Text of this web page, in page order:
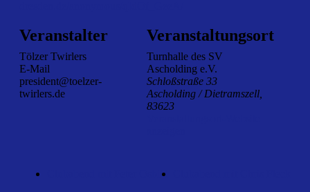
Veranstaltungsort
Turnhalle des SV
Ascholding e.V.
Schloßstraße 33
Ascholding / Dietramszell
83623
Veranstalter
Tölzer Twirlers
E-Mail
president@toelzer-
twirlers.de
Clubabend mit Peter Osbild